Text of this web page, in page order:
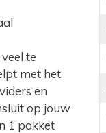
te
met het
en
op jouw
1 pakket